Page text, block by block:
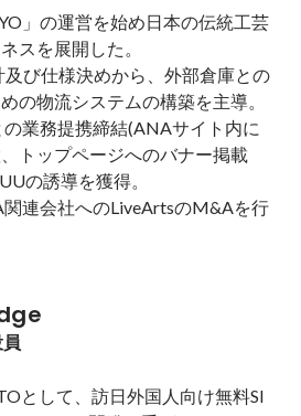
」の運営を始め日本の伝統工芸
スを展開した。
及び仕様決めから、外部倉庫との
の物流システムの構築を主導。
業務提携締結(ANAサイト内に
トップページへのバナー掲載
の誘導を獲得。
連会社へのLiveArtsのM&Aを行
として、訪日外国人向け無料SI